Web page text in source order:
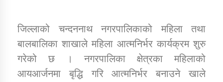
डिभिजन कार्यालय जुम्लाको सुचना सन्देश
जिल्लाको चन्दननाथ नगरपालिकाको महिला तथा
बालबालिका शाखाले महिला आत्मनिर्भर कार्यक्रम शुरु
गरेको छ । नगरपालिका क्षेत्रका महिलाको
आयआर्जनमा बृद्धि गरि आत्मनिर्भर बनाउने खाले